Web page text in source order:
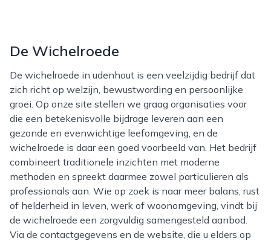
De Wichelroede
De wichelroede in udenhout is een veelzijdig bedrijf dat
zich richt op welzijn, bewustwording en persoonlijke
groei. Op onze site stellen we graag organisaties voor
die een betekenisvolle bijdrage leveren aan een
gezonde en evenwichtige leefomgeving, en de
wichelroede is daar een goed voorbeeld van. Het bedrijf
combineert traditionele inzichten met moderne
methoden en spreekt daarmee zowel particulieren als
professionals aan. Wie op zoek is naar meer balans, rust
of helderheid in leven, werk of woonomgeving, vindt bij
de wichelroede een zorgvuldig samengesteld aanbod.
Via de contactgegevens en de website, die u elders op